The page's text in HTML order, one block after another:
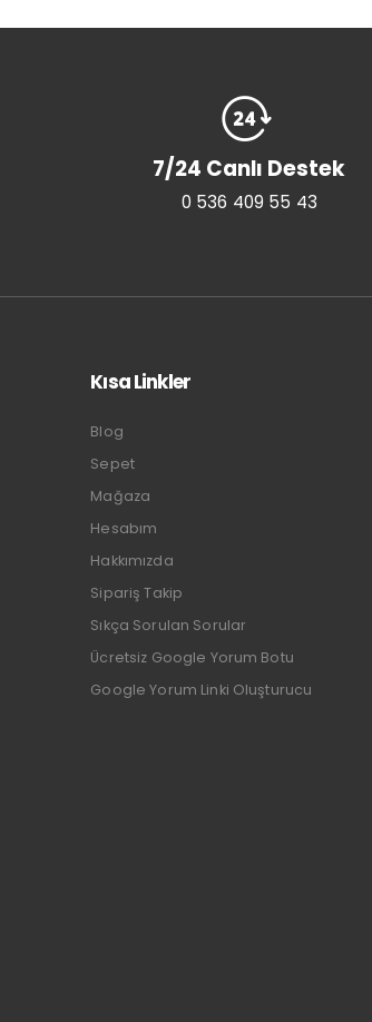
7/24 Canlı Destek
0 536 409 55 43
Kısa Linkler
Blog
Sepet
Mağaza
Hesabım
Hakkımızda
Sipariş Takip
Sıkça Sorulan Sorular
Ücretsiz Google Yorum Botu
Google Yorum Linki Oluşturucu